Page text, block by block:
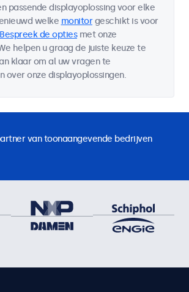
passende displayoplossing voor elke
welke monitorgeschikt is voor
Bespreek de optiesmet onze
helpen u graag de juiste keuze te
klaar om al uw vragen te
over onze displayoplossingen.
van toonaangevende bedrijven